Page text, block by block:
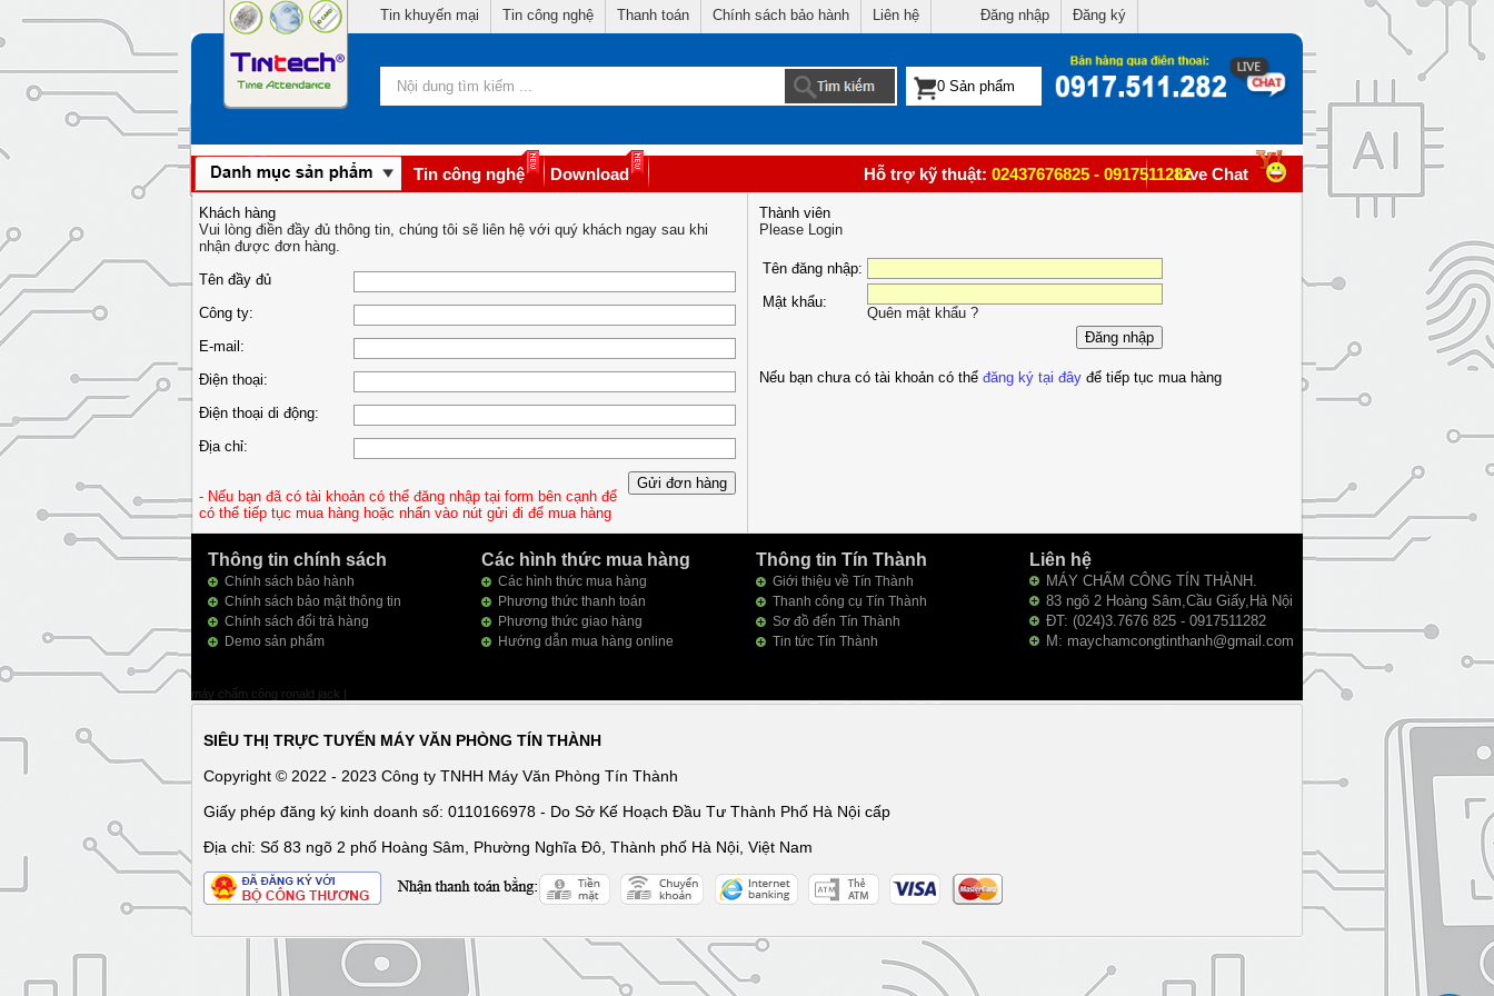
Tin khuyến mại Tin công nghệ Thanh toán Chính sách bảo hành Liên hệ Đăng nhập Đăng ký
Tin công nghệ Download Live Chat
Hỗ trợ kỹ thuật: 02437676825 - 0917511282
Khách hàng
Vui lòng điền đầy đủ thông tin, chúng tôi sẽ liên hệ với quý khách ngay sau khi
nhận được đơn hàng.
Tên đầy đủ
Công ty:
E-mail:
Điện thoại:
Điện thoại di động:
Địa chỉ:
- Nếu bạn đã có tài khoản có thể đăng nhập tại form bên cạnh để
có thể tiếp tục mua hàng hoặc nhấn vào nút gửi đi để mua hàng
Thành viên
Please Login
Tên đăng nhập:
Mật khẩu:
Quên mật khẩu ?
Nếu bạn chưa có tài khoản có thể đăng ký tại đây để tiếp tục mua hàng
Thông tin chính sách
Chính sách bảo hành
Chính sách bảo mật thông tin
Chính sách đổi trả hàng
Demo sản phẩm
Các hình thức mua hàng
Các hình thức mua hàng
Phương thức thanh toán
Phương thức giao hàng
Hướng dẫn mua hàng online
Thông tin Tín Thành
Giới thiệu về Tín Thành
Thanh công cụ Tín Thành
Sơ đồ đến Tín Thành
Tin tức Tín Thành
Liên hệ
MÁY CHẤM CÔNG TÍN THÀNH.
83 ngõ 2 Hoàng Sâm,Cầu Giấy,Hà Nội
ĐT: (024)3.7676 825 - 0917511282
M: maychamcongtinthanh@gmail.com
SIÊU THỊ TRỰC TUYẾN MÁY VĂN PHÒNG TÍN THÀNH
Copyright © 2022 - 2023 Công ty TNHH Máy Văn Phòng Tín Thành
Giấy phép đăng ký kinh doanh số: 0110166978 - Do Sở Kế Hoạch Đầu Tư Thành Phố Hà Nội cấp
Địa chỉ: Số 83 ngõ 2 phố Hoàng Sâm, Phường Nghĩa Đô, Thành phố Hà Nội, Việt Nam
máy chấm công ronald jack |